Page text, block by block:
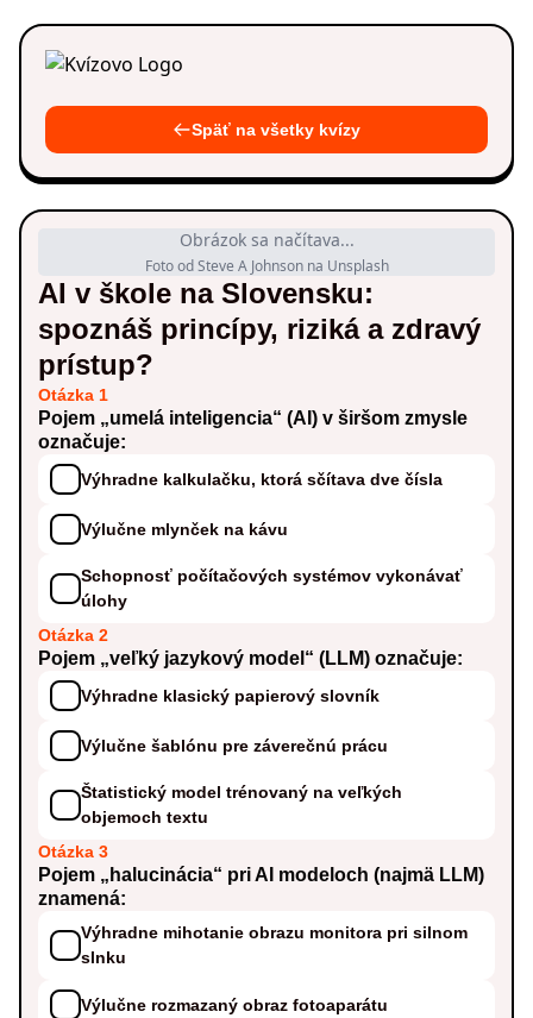
Späť na všetky kvízy
Obrázok sa načítava...
Foto od Steve A Johnson na Unsplash
AI v škole na Slovensku:
spoznáš princípy, riziká a zdravý
prístup?
Otázka 1
Pojem „umelá inteligencia“ (AI) v širšom zmysle
označuje:
Výhradne kalkulačku, ktorá sčítava dve čísla
Výlučne mlynček na kávu
Schopnosť počítačových systémov vykonávať
úlohy
Otázka 2
Pojem „veľký jazykový model“ (LLM) označuje:
Výhradne klasický papierový slovník
Výlučne šablónu pre záverečnú prácu
Štatistický model trénovaný na veľkých
objemoch textu
Otázka 3
Pojem „halucinácia“ pri AI modeloch (najmä LLM)
znamená:
Výhradne mihotanie obrazu monitora pri silnom
slnku
Výlučne rozmazaný obraz fotoaparátu